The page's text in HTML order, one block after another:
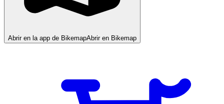
Abrir en la app de BikemapAbrir en Bikemap